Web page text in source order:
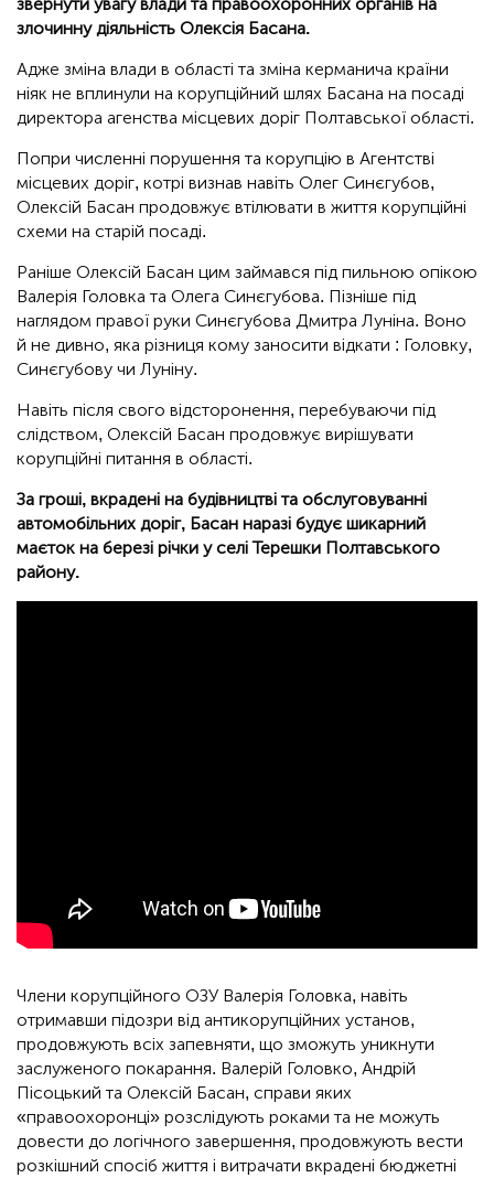
злочинну діяльність Олексія Басана.
Адже зміна влади в області та зміна керманича країни
ніяк не вплинули на корупційний шлях Басана на посаді
директора агенства місцевих доріг Полтавської області.
Попри численні порушення та корупцію в Агентстві
місцевих доріг, котрі визнав навіть Олег Синєгубов,
Олексій Басан продовжує втілювати в життя корупційні
схеми на старій посаді.
Раніше Олексій Басан цим займався під пильною опікою
Валерія Головка та Олега Синєгубова. Пізніше під
наглядом правої руки Синєгубова Дмитра Луніна. Воно
й не дивно, яка різниця кому заносити відкати : Головку,
Синєгубову чи Луніну.
Навіть після свого відсторонення, перебуваючи під
слідством, Олексій Басан продовжує вирішувати
корупційні питання в області.
За гроші, вкрадені на будівництві та обслуговуванні
автомобільних доріг, Басан наразі будує шикарний
маєток на березі річки у селі Терешки Полтавського
району.
Члени корупційного ОЗУ Валерія Головка, навіть
отримавши підозри від антикорупційних установ,
продовжують всіх запевняти, що зможуть уникнути
заслуженого покарання. Валерій Головко, Андрій
Пісоцький та Олексій Басан, справи яких
«правоохоронці» розслідують роками та не можуть
довести до логічного завершення, продовжують вести
розкішний спосіб життя і витрачати вкрадені бюджетні